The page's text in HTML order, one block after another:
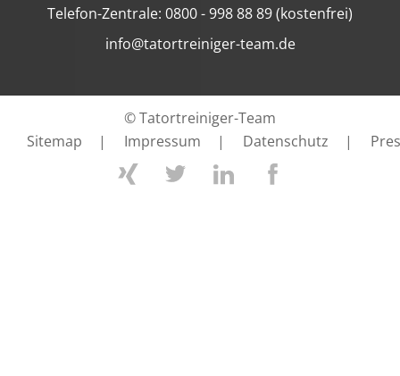
Telefon-Zentrale: 0800 - 998 88 89 (kostenfrei)
info@tatortreiniger-team.de
© Tatortreiniger-Team
Sitemap
| Impressum | Datenschutz |